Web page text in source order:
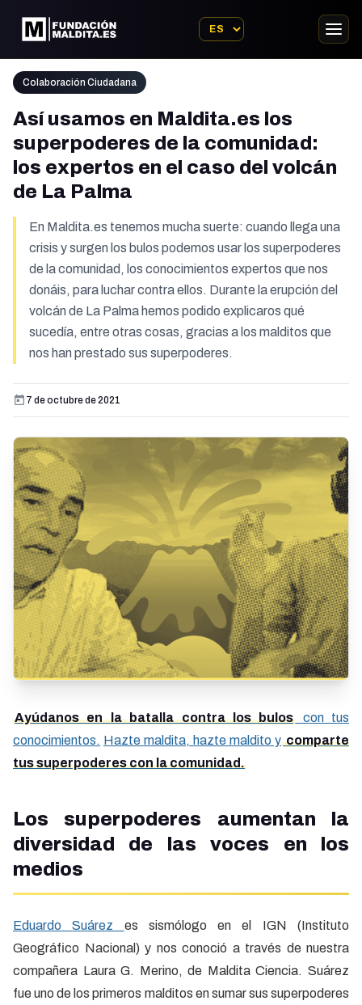
Colaboración Ciudadana
Así usamos en Maldita.es los
superpoderes de la comunidad:
los expertos en el caso del volcán
de La Palma
En Maldita.es tenemos mucha suerte: cuando llega una
crisis y surgen los bulos podemos usar los superpoderes
de la comunidad, los conocimientos expertos que nos
donáis, para luchar contra ellos. Durante la erupción del
volcán de La Palma hemos podido explicaros qué
sucedía, entre otras cosas, gracias a los malditos que
nos han prestado sus superpoderes.
7 de octubre de 2021
Ayúdanos en la batalla contra los bulos
con tus
conocimientos. Hazte maldita, hazte maldito ycomparte
tus superpoderes con la comunidad.
Los superpoderes aumentan la
diversidad de las voces en los
medios
EduardoSuárez es sismólogo en el IGN (Instituto
Geográfico Nacional) y nos conoció a través de nuestra
compañera Laura G. Merino, de Maldita Ciencia. Suárez
fue uno de los primeros malditos en sumar sus superpoderes